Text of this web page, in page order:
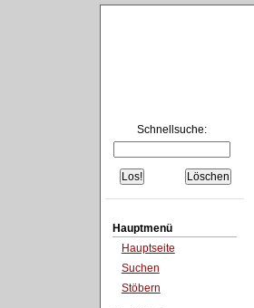
Schnellsuche:
Hauptmenü
Hauptseite
Suchen
Stöbern